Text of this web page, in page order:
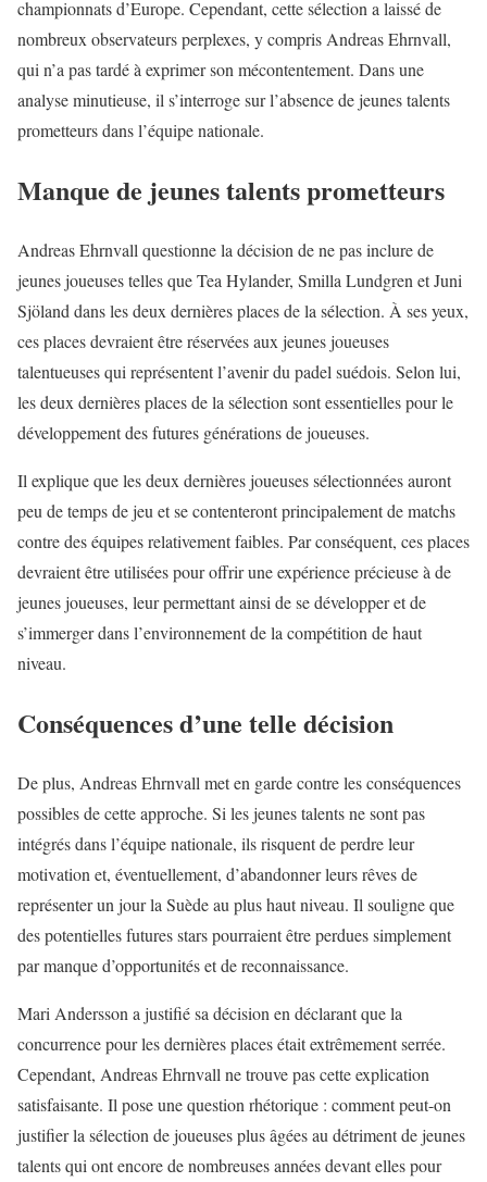
championnats d’Europe. Cependant, cette sélection a laissé de
nombreux observateurs perplexes, y compris Andreas Ehrnvall,
qui n’a pas tardé à exprimer son mécontentement. Dans une
analyse minutieuse, il s’interroge sur l’absence de jeunes talents
prometteurs dans l’équipe nationale.
Manque de jeunes talents prometteurs
Andreas Ehrnvall questionne la décision de ne pas inclure de
jeunes joueuses telles que Tea Hylander, Smilla Lundgren et Juni
Sjöland dans les deux dernières places de la sélection. À ses yeux,
ces places devraient être réservées aux jeunes joueuses
talentueuses qui représentent l’avenir du padel suédois. Selon lui,
les deux dernières places de la sélection sont essentielles pour le
développement des futures générations de joueuses.
Il explique que les deux dernières joueuses sélectionnées auront
peu de temps de jeu et se contenteront principalement de matchs
contre des équipes relativement faibles. Par conséquent, ces places
devraient être utilisées pour offrir une expérience précieuse à de
jeunes joueuses, leur permettant ainsi de se développer et de
s’immerger dans l’environnement de la compétition de haut
niveau.
Conséquences d’une telle décision
De plus, Andreas Ehrnvall met en garde contre les conséquences
possibles de cette approche. Si les jeunes talents ne sont pas
intégrés dans l’équipe nationale, ils risquent de perdre leur
motivation et, éventuellement, d’abandonner leurs rêves de
représenter un jour la Suède au plus haut niveau. Il souligne que
des potentielles futures stars pourraient être perdues simplement
par manque d’opportunités et de reconnaissance.
Mari Andersson a justifié sa décision en déclarant que la
concurrence pour les dernières places était extrêmement serrée.
Cependant, Andreas Ehrnvall ne trouve pas cette explication
satisfaisante. Il pose une question rhétorique : comment peut-on
justifier la sélection de joueuses plus âgées au détriment de jeunes
talents qui ont encore de nombreuses années devant elles pour